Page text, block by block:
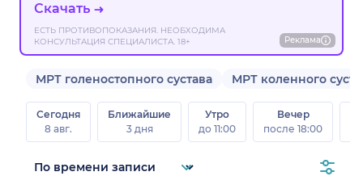
Скачать
ЕСТЬ ПРОТИВОПОКАЗАНИЯ. НЕОБХОДИМА
КОНСУЛЬТАЦИЯ СПЕЦИАЛИСТА. 18+
Реклама
МРТ голеностопного сустава МРТ коленного
Сегодня
8 авг.
Ближайшие
3 дня
Утро
до 11:00
Вечер
после 18:00